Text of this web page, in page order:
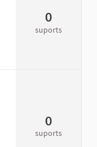
0
suports
0
suports